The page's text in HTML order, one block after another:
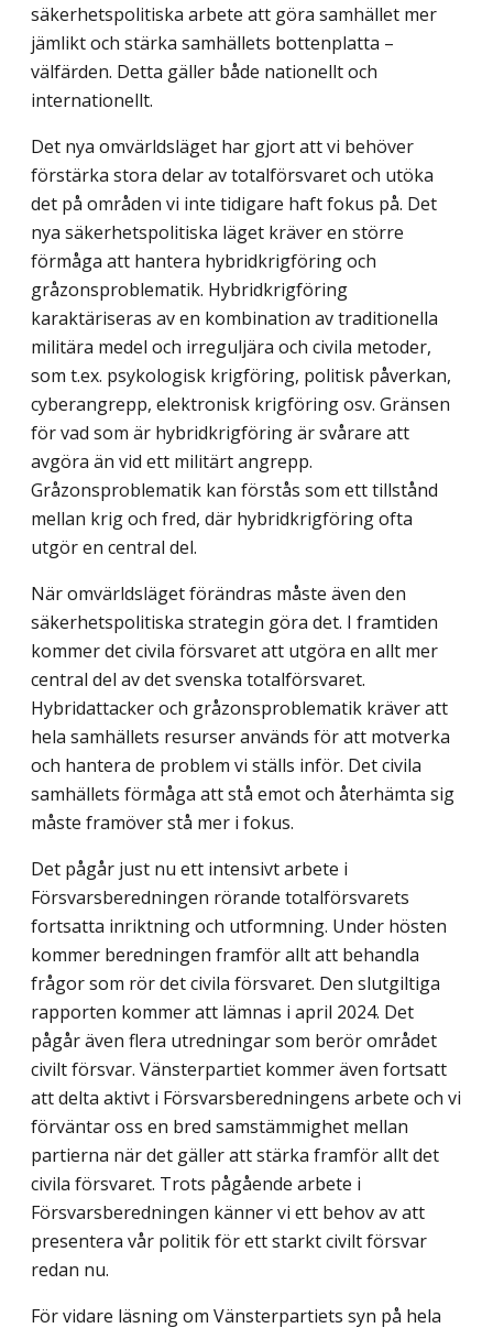
säkerhetspolitiska arbete att göra samhället mer
jämlikt och stärka samhällets bottenplatta –
välfärden. Detta gäller både nationellt och
internationellt.
Det nya omvärldsläget har gjort att vi behöver
förstärka stora delar av totalförsvaret och utöka
det på områden vi inte tidigare haft fokus på. Det
nya säkerhetspolitiska läget kräver en större
förmåga att hantera hybridkrigföring och
gråzonsproblematik. Hybrid­krigföring
karaktäriseras av en kombination av traditionella
militära medel och irreguljära och civila metoder,
som t.ex. psykologisk krigföring, politisk påverkan,
cyberangrepp, elektronisk krigföring osv. Gränsen
för vad som är hybridkrigföring är svårare att
avgöra än vid ett militärt angrepp.
Gråzonsproblematik kan förstås som ett tillstånd
mellan krig och fred, där hybridkrigföring ofta
utgör en central del.
När omvärldsläget förändras måste även den
säkerhetspolitiska strategin göra det. I framtiden
kommer det civila försvaret att utgöra en allt mer
central del av det svenska totalförsvaret.
Hybridattacker och gråzonsproblematik kräver att
hela samhällets resurser används för att motverka
och hantera de problem vi ställs inför. Det civila
samhällets förmåga att stå emot och återhämta sig
måste framöver stå mer i fokus.
Det pågår just nu ett intensivt arbete i
Försvarsberedningen rörande totalförsvarets
fortsatta inriktning och utformning. Under hösten
kommer beredningen framför allt att behandla
frågor som rör det civila försvaret. Den slutgiltiga
rapporten kommer att lämnas i april 2024. Det
pågår även flera utredningar som berör området
civilt försvar. Vänsterpartiet kommer även fortsatt
att delta aktivt i Försvarsberedningens arbete och vi
förväntar oss en bred samstämmighet mellan
partierna när det gäller att stärka framför allt det
civila försvaret. Trots pågående arbete i
Försvarsberedningen känner vi ett behov av att
presentera vår politik för ett starkt civilt försvar
redan nu.
För vidare läsning om Vänsterpartiets syn på hela